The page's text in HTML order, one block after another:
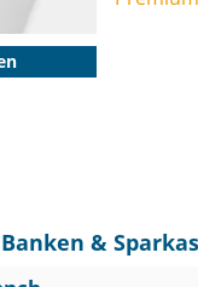
Banken &